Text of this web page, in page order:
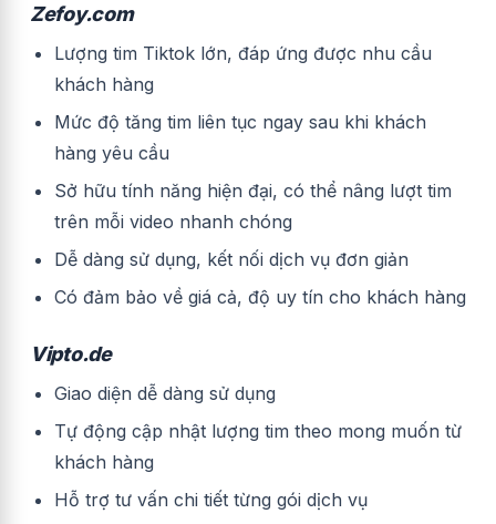
Zefoy.com
Lượng tim Tiktok lớn, đáp ứng được nhu cầu
khách hàng
Mức độ tăng tim liên tục ngay sau khi khách
hàng yêu cầu
Sở hữu tính năng hiện đại, có thể nâng lượt tim
trên mỗi video nhanh chóng
Dễ dàng sử dụng, kết nối dịch vụ đơn giản
Có đảm bảo về giá cả, độ uy tín cho khách hàng
Vipto.de
Giao diện dễ dàng sử dụng
Tự động cập nhật lượng tim theo mong muốn từ
khách hàng
Hỗ trợ tư vấn chi tiết từng gói dịch vụ